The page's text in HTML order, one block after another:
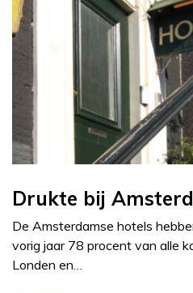
Drukte bij
De Amsterdamse hotels
vorig jaar 78 procent van alle
Londen en…